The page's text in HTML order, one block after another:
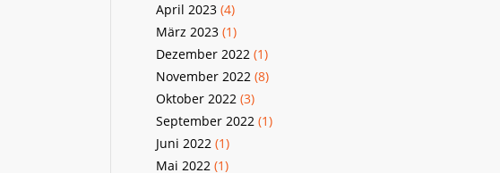
April 2023(4)
März 2023(1)
Dezember 2022(1)
November 2022(8)
Oktober 2022(3)
September 2022(1)
Juni 2022(1)
Mai 2022(1)